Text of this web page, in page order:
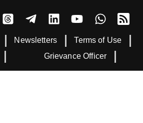
Newsletters
Terms of Use
Grievance Officer